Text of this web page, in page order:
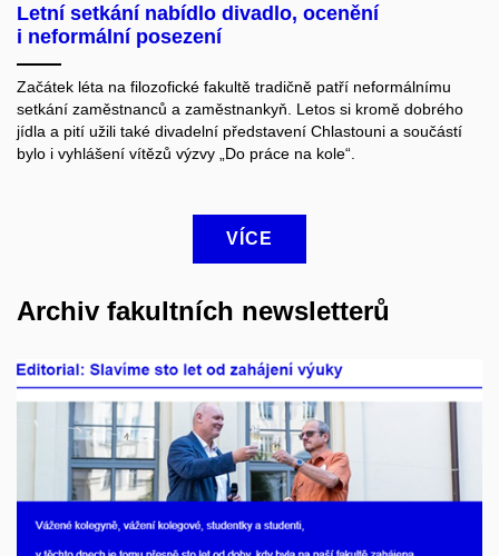
Letní setkání nabídlo divadlo, ocenění
i neformální posezení
Začátek léta na filozofické fakultě tradičně patří neformálnímu
setkání zaměstnanců a zaměstnankyň. Letos si kromě dobrého
jídla a pití užili také divadelní představení Chlastouni a součástí
bylo i vyhlášení vítězů výzvy „Do práce na kole“.
VÍCE
Archiv fakultních newsletterů